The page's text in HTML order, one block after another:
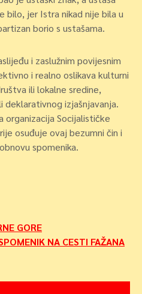
jer Istra nikad nije bila u
borio s ustašama.
i zaslužnim povijesnim
i realno oslikava kulturni
ili lokalne sredine,
izjašnjavanja.
organizacija Socijalističke
osuđuje ovaj bezumni čin i
spomenika.
GORE
NA CESTI FAŽANA